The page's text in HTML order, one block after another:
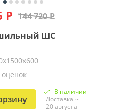
Р 144 720 Р
ШС
оценок
В наличии
Доставка ~
20 августа